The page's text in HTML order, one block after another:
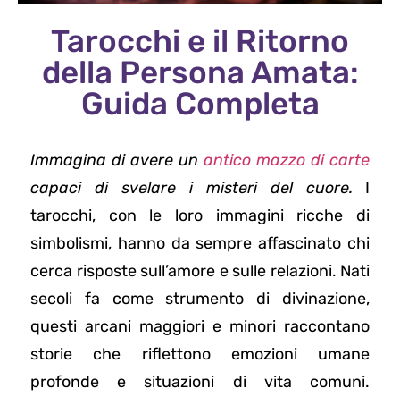
Tarocchi e il Ritorno
della Persona Amata:
Guida Completa
Immagina di avere un antico mazzo di carte
capaci di svelare i misteri del cuore. I
tarocchi, con le loro immagini ricche di
simbolismi, hanno da sempre affascinato chi
cerca risposte sull’amore e sulle relazioni. Nati
secoli fa come strumento di divinazione,
questi arcani maggiori e minori raccontano
storie che riflettono emozioni umane
profonde e situazioni di vita comuni.